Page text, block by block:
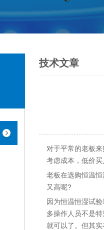
技术文章
对于平常的老板
考虑成本，低价
老板在选购恒温
又高呢?
因为恒温恒湿试
多操作人员不是
就可以了。但其